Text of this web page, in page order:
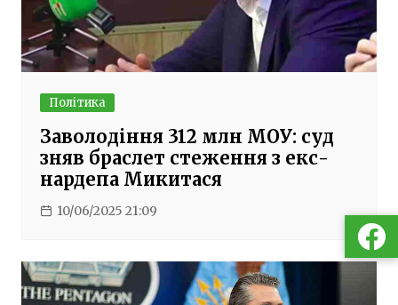
Політика
Заволодіння 312 млн МОУ: суд
зняв браслет стеження з екс-
нардепа Микитася
10/06/2025 21:09